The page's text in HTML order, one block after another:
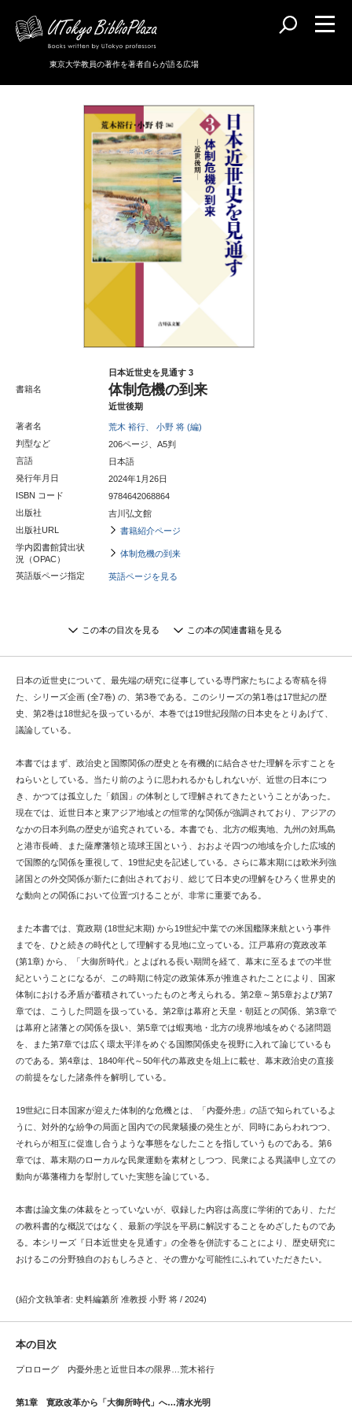
東京大学教員の著作を著者自らが語る広場
書籍名
日本近世史を見通す 3
体制危機の到来
近世後期
著者名 荒木 裕行、
小野 将 (編)
判型など
206ページ、A5判
言語
日本語
発行年月日
2024年1月26日
ISBN コード
9784642068864
出版社
吉川弘文館
出版社URL
書籍紹介ページ
学内図書館貸出状
況（OPAC）
体制危機の到来
英語版ページ指定 英語ページを見る
この本の目次を見る この本の関連書籍を見る
日本の近世史について、最先端の研究に従事している専門家たちによる寄稿を得
た、シリーズ企画 (全7巻) の、第3巻である。このシリーズの第1巻は17世紀の歴
史、第2巻は18世紀を扱っているが、本巻では19世紀段階の日本史をとりあげて、
議論している。
本書ではまず、政治史と国際関係の歴史とを有機的に結合させた理解を示すことを
ねらいとしている。当たり前のように思われるかもしれないが、近世の日本につ
き、かつては孤立した「鎖国」の体制として理解されてきたということがあった。
現在では、近世日本と東アジア地域との恒常的な関係が強調されており、アジアの
なかの日本列島の歴史が追究されている。本書でも、北方の蝦夷地、九州の対馬島
と港市長崎、また薩摩藩領と琉球王国という、おおよそ四つの地域を介した広域的
で国際的な関係を重視して、19世紀史を記述している。さらに幕末期には欧米列強
諸国との外交関係が新たに創出されており、総じて日本史の理解をひろく世界史的
な動向との関係において位置づけることが、非常に重要である。
また本書では、寛政期 (18世紀末期) から19世紀中葉での米国艦隊来航という事件
までを、ひと続きの時代として理解する見地に立っている。江戸幕府の寛政改革
(第1章) から、「大御所時代」とよばれる長い期間を経て、幕末に至るまでの半世
紀ということになるが、この時期に特定の政策体系が推進されたことにより、国家
体制における矛盾が蓄積されていったものと考えられる。第2章～第5章および第7
章では、こうした問題を扱っている。第2章は幕府と天皇・朝廷との関係、第3章で
は幕府と諸藩との関係を扱い、第5章では蝦夷地・北方の境界地域をめぐる諸問題
を、また第7章では広く環太平洋をめぐる国際関係史を視野に入れて論じているも
のである。第4章は、1840年代～50年代の幕政史を俎上に載せ、幕末政治史の直接
の前提をなした諸条件を解明している。
19世紀に日本国家が迎えた体制的な危機とは、「内憂外患」の語で知られているよ
うに、対外的な紛争の局面と国内での民衆騒擾の発生とが、同時にあらわれつつ、
それらが相互に促進し合うような事態をなしたことを指していうものである。第6
章では、幕末期のローカルな民衆運動を素材としつつ、民衆による異議申し立ての
動向が幕藩権力を掣肘していた実態を論じている。
本書は論文集の体裁をとっていないが、収録した内容は高度に学術的であり、ただ
の教科書的な概説ではなく、最新の学説を平易に解説することをめざしたものであ
る。本シリーズ『日本近世史を見通す』の全巻を併読することにより、歴史研究に
おけるこの分野独自のおもしろさと、その豊かな可能性にふれていただきたい。
(紹介文執筆者: 史料編纂所 准教授 小野 将 / 2024)
本の目次
プロローグ 内憂外患と近世日本の限界…荒木裕行
第1章 寛政改革から「大御所時代」へ…清水光明